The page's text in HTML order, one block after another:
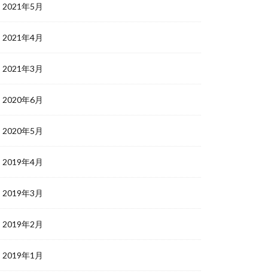
2021年5月
2021年4月
2021年3月
2020年6月
2020年5月
2019年4月
2019年3月
2019年2月
2019年1月